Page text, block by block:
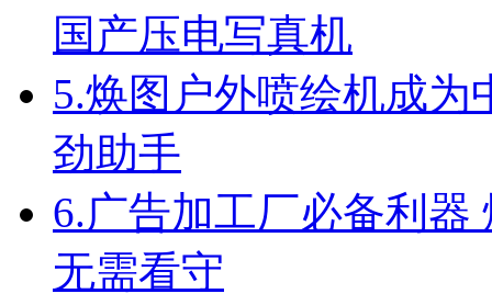
国产压电写真机
5.焕图户外喷绘机成为
劲助手
6.广告加工厂必备利器
无需看守